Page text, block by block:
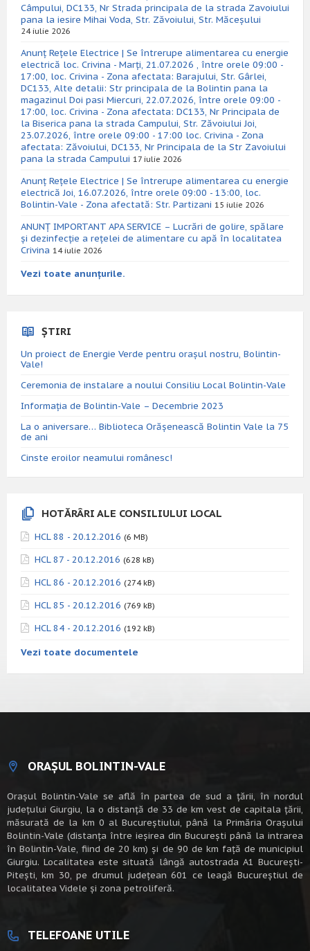
Câmpului, DC133, Nr Strada principala de la strada Zavoiului
pana la iesire Mihai Voda, Str. Zăvoiului, Str. Măceșului
24 iulie 2026
Anunț Rețele Electrice | Se întrerupe alimentarea cu energie
electrică loc. Crivina - Marți, 21.07.2026 , între orele 09:00 -
17:00, loc. Crivina - Zona afectata: Barajului, Str. Gârlei,
DC133, Alte detalii: Str principala de la Bolintin pana la
magazinul Doi pasi Miercuri, 22.07.2026, între orele 09:00 -
17:00, loc. Crivina - Zona afectata: DC133, Nr Principala de
la Biserica pana la strada Campului, Str. Zăvoiului Joi,
23.07.2026, între orele 09:00 - 17:00 loc. Crivina - Zona
afectata: Zăvoiului, DC133, Nr Principala de la Str Zavoiului
pana la strada Campului 17 iulie 2026
Anunț Rețele Electrice | Se întrerupe alimentarea cu energie
electrică Joi, 16.07.2026, între orele 09:00 - 13:00, loc.
Bolintin-Vale - Zona afectată: Str. Partizani 15 iulie 2026
ANUNȚ IMPORTANT APA SERVICE – Lucrări de golire, spălare
și dezinfecție a rețelei de alimentare cu apă în localitatea
Crivina 14 iulie 2026
Vezi toate anunțurile.
ȘTIRI
Un proiect de Energie Verde pentru orașul nostru, Bolintin-
Vale!
Ceremonia de instalare a noului Consiliu Local Bolintin-Vale
Informația de Bolintin-Vale – Decembrie 2023
La o aniversare… Biblioteca Orăşenească Bolintin Vale la 75
de ani
Cinste eroilor neamului românesc!
HOTĂRÂRI ALE CONSILIULUI LOCAL
HCL 88 - 20.12.2016 (6 MB)
HCL 87 - 20.12.2016 (628 kB)
HCL 86 - 20.12.2016 (274 kB)
HCL 85 - 20.12.2016 (769 kB)
HCL 84 - 20.12.2016 (192 kB)
Vezi toate documentele
ORAȘUL BOLINTIN-VALE
Oraşul Bolintin-Vale se află în partea de sud a ţării, în nordul
judeţului Giurgiu, la o distanţă de 33 de km vest de capitala țării,
măsurată de la km 0 al Bucureștiului, până la Primăria Orașului
Bolintin-Vale (distanța între ieșirea din București până la intrarea
în Bolintin-Vale, fiind de 20 km) şi de 90 de km faţă de municipiul
Giurgiu. Localitatea este situată lângă autostrada A1 Bucureşti-
Piteşti, km 30, pe drumul judeţean 601 ce leagă Bucureştiul de
localitatea Videle şi zona petroliferă.
TELEFOANE UTILE